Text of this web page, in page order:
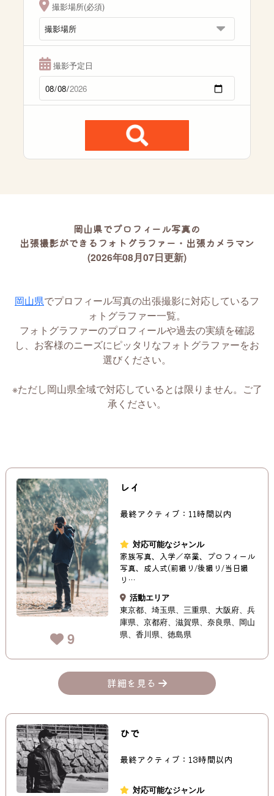
撮影場所(必須)
撮影予定日
岡山県でプロフィール写真の
出張撮影ができるフォトグラファー・出張カメラマン
(2026年08月07日更新)
岡山県でプロフィール写真の出張撮影に対応しているフ
ォトグラファー一覧。
フォトグラファーのプロフィールや過去の実績を確認
し、お客様のニーズにピッタリなフォトグラファーをお
選びください。
※ただし岡山県全域で対応しているとは限りません。ご了
承ください。
9
レイ
最終アクティブ：11時間以内
対応可能なジャンル
家族写真、入学／卒業、プロフィール
写真、成人式(前撮り/後撮り/当日撮
り…
活動エリア
東京都
埼玉県 三重県 大阪府
兵
庫県
京都府 滋賀県 奈良県
岡山
県
香川県 徳島県
詳細を見る
ひで
最終アクティブ：13時間以内
対応可能なジャンル